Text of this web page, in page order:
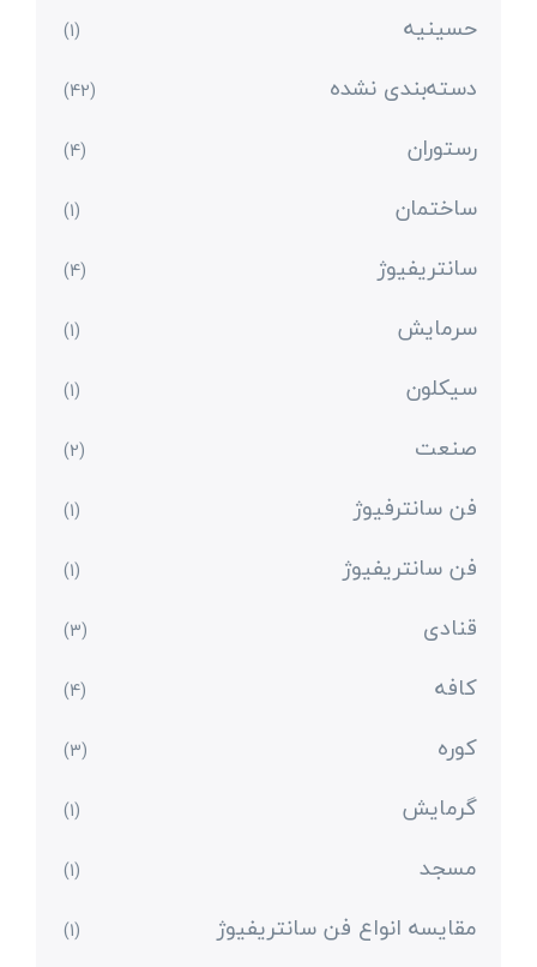
حسینیه (1)
دسته‌بندی نشده (42)
رستوران (4)
ساختمان (1)
سانتریفیوژ (4)
سرمایش (1)
سیکلون (1)
صنعت (2)
فن سانترفیوژ (1)
فن سانتریفیوژ (1)
قنادی (3)
کافه (4)
کوره (3)
گرمایش (1)
مسجد (1)
مقایسه انواع فن سانتریفیوژ (1)